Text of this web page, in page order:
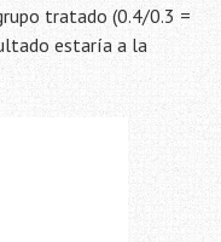
tratado (0.4/0.3 =
estaría a la